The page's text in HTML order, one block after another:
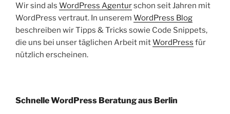
Wir sind als WordPress Agenturschon seit Jahren mit
WordPress vertraut. In unserem WordPress Blog
beschreiben wir Tipps & Tricks sowie Code Snippets,
die uns bei unser täglichen Arbeit mitWordPress für
nützlich erscheinen.
Schnelle WordPress Beratung aus Berlin